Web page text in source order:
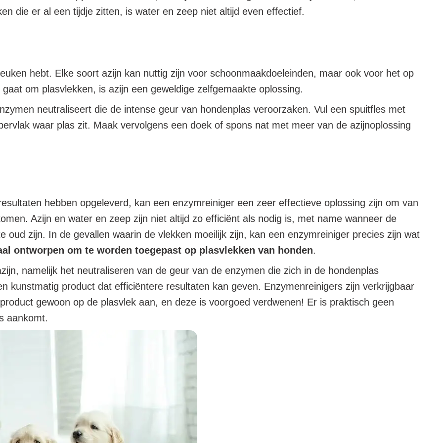
die er al een tijdje zitten, is water en zeep niet altijd even effectief.
hebt. Elke soort azijn kan nuttig zijn voor schoonmaakdoeleinden, maar ook voor het op
om plasvlekken, is azijn een geweldige zelfgemaakte oplossing.
neutraliseert die de intense geur van hondenplas veroorzaken. Vul een spuitfles met
waar plas zit. Maak vervolgens een doek of spons nat met meer van de azijnoplossing
hebben opgeleverd, kan een enzymreiniger een zeer effectieve oplossing zijn om van
Azijn en water en zeep zijn niet altijd zo efficiënt als nodig is, met name wanneer de
oud zijn. In de gevallen waarin de vlekken moeilijk zijn, kan een enzymreiniger precies zijn wat
ontworpen om te worden toegepast op plasvlekken van honden.
namelijk het neutraliseren van de geur van de enzymen die zich in de hondenplas
kunstmatig product dat efficiëntere resultaten kan geven. Enzymenreinigers zijn verkrijgbaar
gewoon op de plasvlek aan, en deze is voorgoed verdwenen! Er is praktisch geen
aankomt.